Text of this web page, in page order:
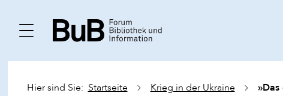
Hier sind Sie: Startseite Krieg in der Ukraine